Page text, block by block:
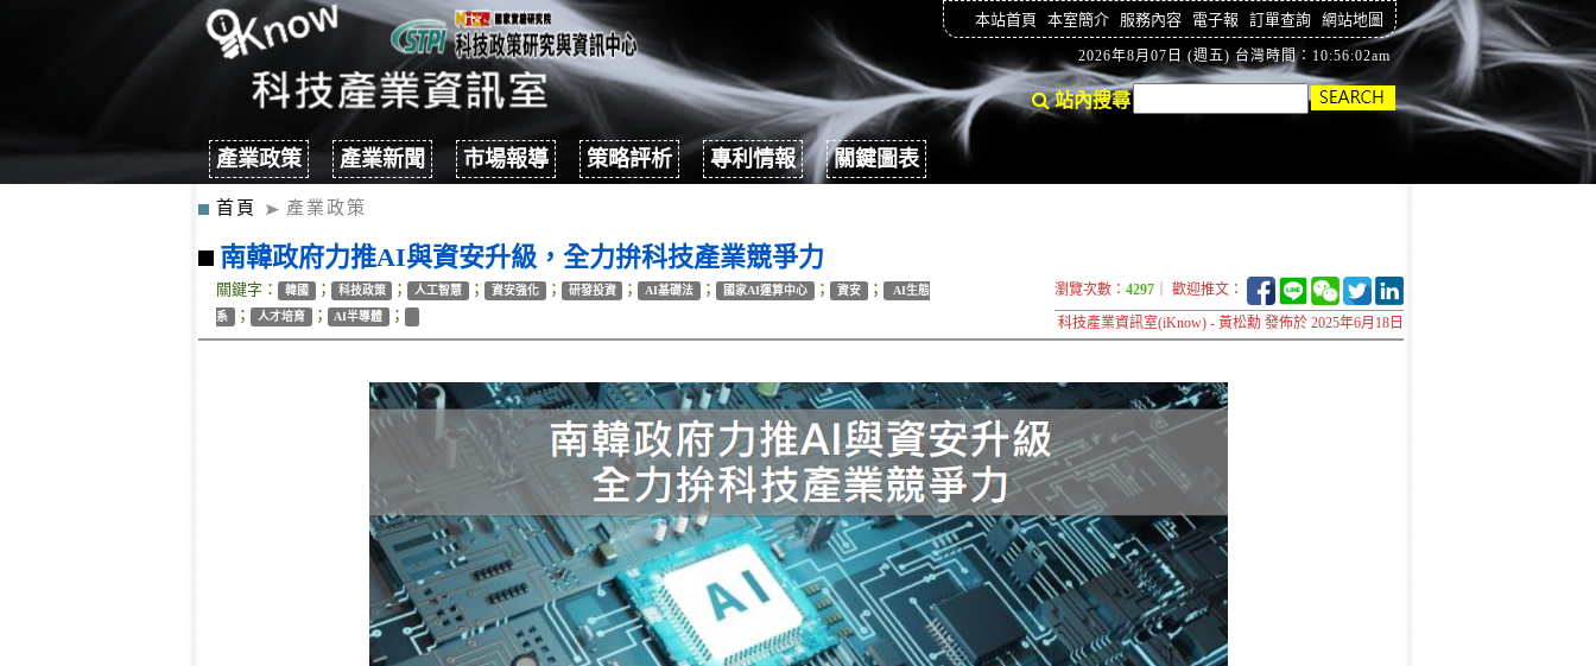
本站首頁 本室簡介 服務內容 電子報 訂單查詢 網站地圖
2026年8月07日 (週五) 台灣時間：10:56:03am
站內搜尋
產業政策 產業新聞 市場報導 策略評析 專利情報 關鍵圖表
首頁 產業政策
南韓政府力推AI與資安升級，全力拚科技產業競爭力
關鍵字： 韓國 ； 科技政策 ； 人工智慧 ； 資安強化 ； 研發投資 ； AI基礎法 ； 國家AI運算中心 ； 資安 ；
AI生態
系 ； 人才培育 ； AI半導體 ；
瀏覽次數： 4297 ｜ 歡迎推文：
科技產業資訊室(iKnow) - 黃松勳 發佈於 2025年6月18日